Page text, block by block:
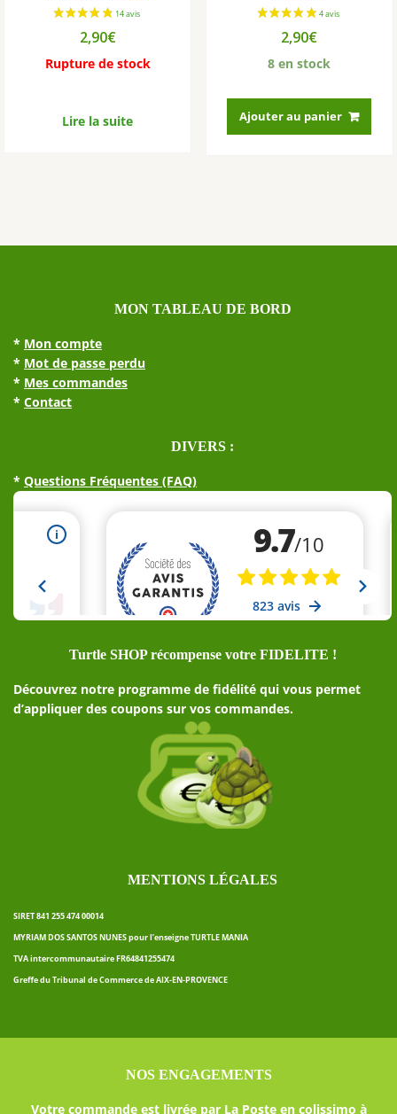
2,90€
Rupture de stock
Lire la suite
2,90€
8 en stock
Ajouter au panier
MON TABLEAU DE BORD
* Mon compte
* Mot de passe perdu
* Mes commandes
* Contact
DIVERS :
* Questions Fréquentes (FAQ)
Turtle SHOP récompense votre FIDELITE !
Découvrez notre programme de fidélité qui vous permet
d’appliquer des coupons sur vos commandes.
MENTIONS LÉGALES
SIRET 841 255 474 00014
MYRIAM DOS SANTOS NUNES pour l’enseigne TURTLE MANIA
TVA intercommunautaire FR64841255474
Greffe du Tribunal de Commerce de AIX-EN-PROVENCE
NOS ENGAGEMENTS
Votre commande est livrée par La Poste en colissimo à